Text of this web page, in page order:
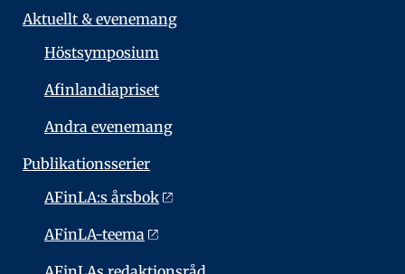
Aktuellt & evenemang
Höstsymposium
Afinlandiapriset
Andra evenemang
Publikationsserier
AFinLA:s årsbok
AFinLA-teema